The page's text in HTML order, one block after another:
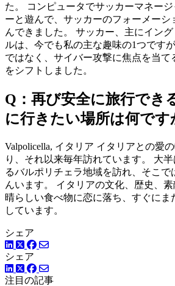
た。 コンピュータでサッカーマネー
ーと遊んで、サッカーのフォーメーシ
んできました。 サッカー、主にイン
ルは、今でも私の主な趣味の1つです
ではなく、サイバー攻撃に焦点を当て
をシフトしました。
Q：再び安全に旅行でき
に行きたい場所は何です
Valpolicella, イタリア イタリアとの愛
り、それ以来毎年訪れています。 大
るバルポリチェラ地域を訪れ、そこで
んいます。 イタリアの文化、歴史、
晴らしい食べ物に恋に落ち、すぐにま
しています。
シェア
LinkedIn
ツイッター
Facebook
シェア
LinkedIn
ツイッター
Facebook
注目の記事